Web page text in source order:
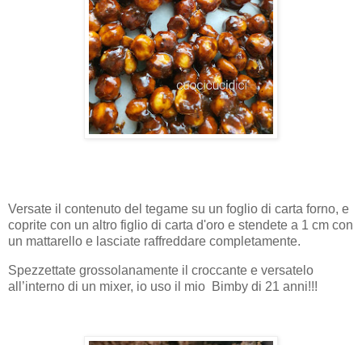
Versate il contenuto del tegame su un foglio di carta forno, e
coprite con un altro figlio di carta d'oro e stendete a 1 cm con
un mattarello e lasciate raffreddare completamente.
Spezzettate grossolanamente il croccante e versatelo
all’interno di un mixer, io uso il mio Bimby di 21 anni!!!